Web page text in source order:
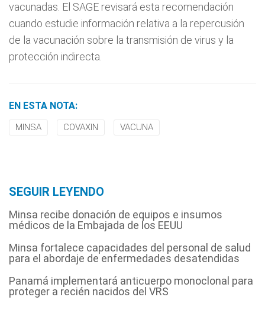
vacunadas. El SAGE revisará esta recomendación
cuando estudie información relativa a la repercusión
de la vacunación sobre la transmisión de virus y la
protección indirecta.
EN ESTA NOTA:
MINSA COVAXIN VACUNA
SEGUIR LEYENDO
Minsa recibe donación de equipos e insumos
médicos de la Embajada de los EEUU
Minsa fortalece capacidades del personal de salud
para el abordaje de enfermedades desatendidas
Panamá implementará anticuerpo monoclonal para
proteger a recién nacidos del VRS